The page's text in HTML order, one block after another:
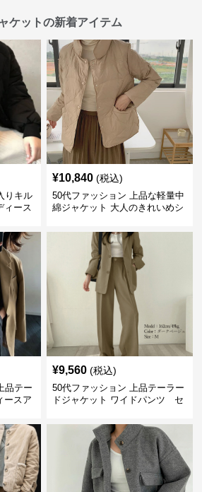
ケットの新着アイテム
りキル
ィース
¥10,840 (税込)
50代ファッション 上品な軽量中
綿ジャケット 大人のきれいめシ
品テー
ースア
¥9,560 (税込)
50代ファッション 上品テーラー
ドジャケット ワイドパンツ セ